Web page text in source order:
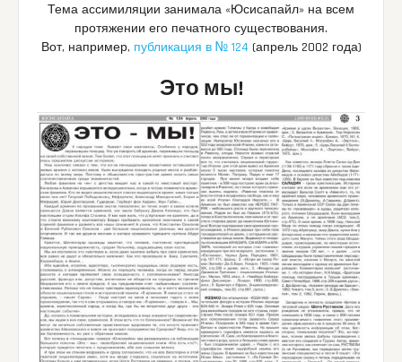
Тема ассимиляции занимала «Юсисапайл» на всем
протяжении его печатного существования.
Вот, например, публикация в № 124 (апрель 2002 года)
Это мы!